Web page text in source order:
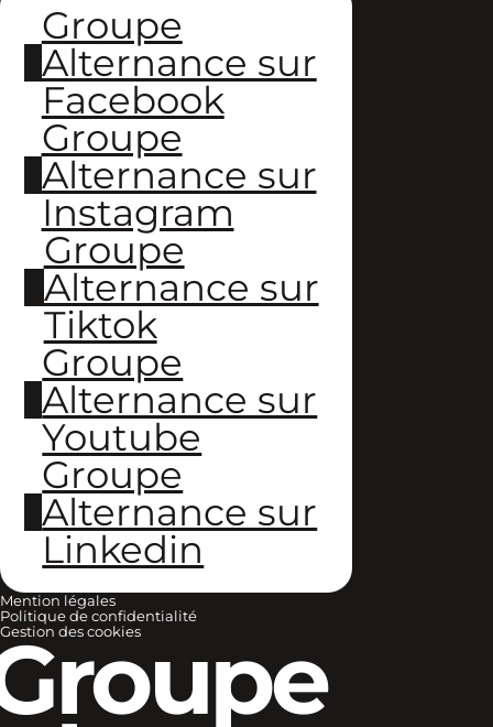
Groupe
Alternance sur
Facebook
Groupe
Alternance sur
Instagram
Groupe
Alternance sur
Tiktok
Groupe
Alternance sur
Youtube
Groupe
Alternance sur
Linkedin
Mention légales
Politique de confidentialité
Gestion des cookies